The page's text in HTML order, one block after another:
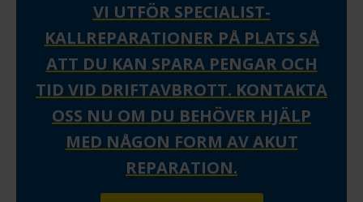
VI UTFÖR SPECIALIST-
KALLREPARATIONER PÅ PLATS SÅ
ATT DU KAN SPARA PENGAR OCH
TID VID DRIFTAVBROTT. KONTAKTA
OSS NU OM DU BEHÖVER HJÄLP
MED NÅGON FORM AV AKUT
REPARATION.